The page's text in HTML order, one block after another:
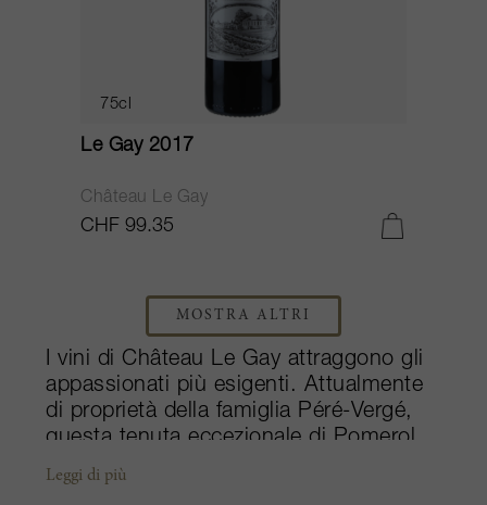
75cl
Le Gay 2017
Château Le Gay
CHF 99.35
MOSTRA ALTRI
I vini di Château Le Gay attraggono gli
appassionati più esigenti. Attualmente
di proprietà della famiglia Péré-Vergé,
questa tenuta eccezionale di Pomerol
deve la sua grande fama alle sorelle
Robin. Marie e Thérèse furono
Leggi di più